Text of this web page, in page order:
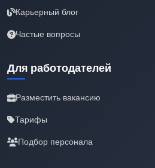
Карьерный блог
Частые вопросы
Для работодателей
Разместить вакансию
Тарифы
Подбор персонала